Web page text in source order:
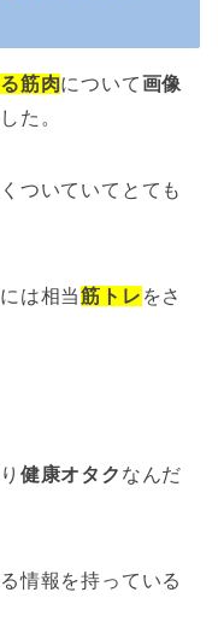
筋肉について画像
た。
ついていてとても
は相当筋トレ をさ
健康オタク なんだ
情報を持っている